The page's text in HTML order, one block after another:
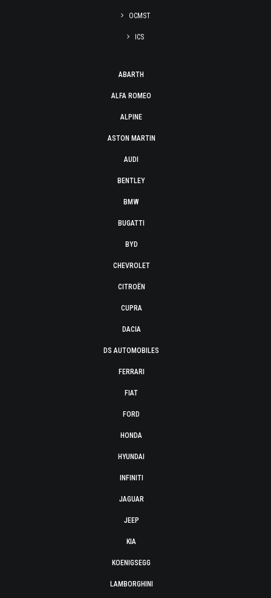
OCMST
ICS
ABARTH
ALFA ROMEO
ALPINE
ASTON MARTIN
AUDI
BENTLEY
BMW
BUGATTI
BYD
CHEVROLET
CITROËN
CUPRA
DACIA
DS AUTOMOBILES
FERRARI
FIAT
FORD
HONDA
HYUNDAI
INFINITI
JAGUAR
JEEP
KIA
KOENIGSEGG
LAMBORGHINI